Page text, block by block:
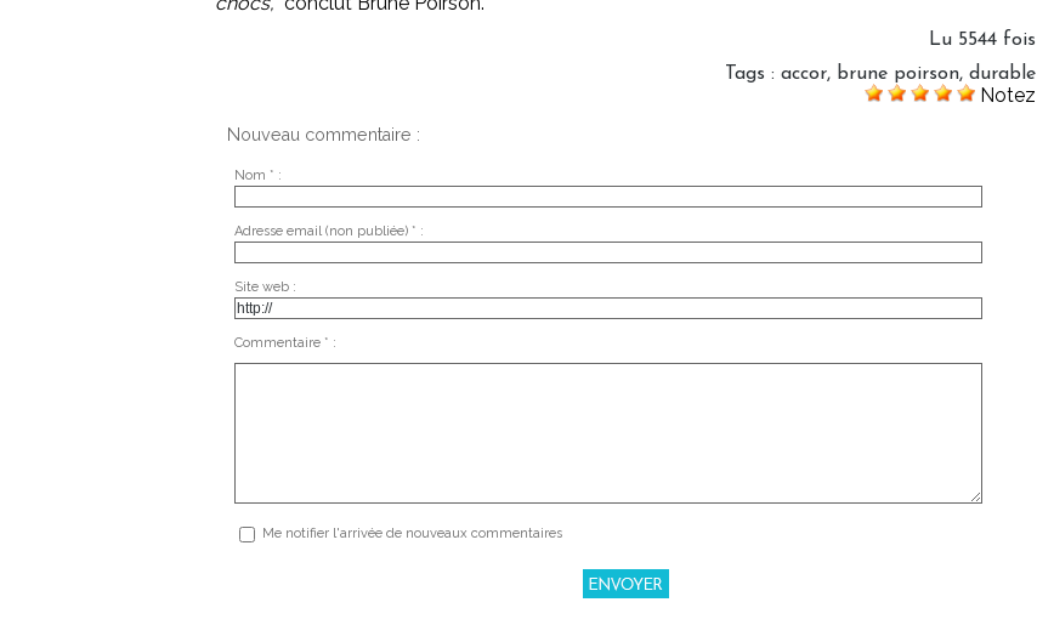
Lu 5544 fois
Tags : accor, brune poirson, durable
Notez
Nouveau commentaire :
Nom * :
Adresse email (non publiée) * :
Site web :
Commentaire * :
Me notifier l'arrivée de nouveaux commentaires